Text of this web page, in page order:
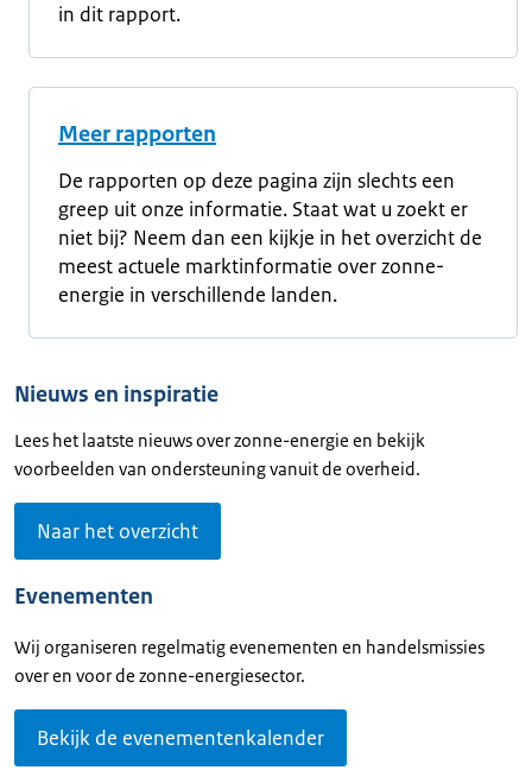
in dit rapport.
Meer rapporten
De rapporten op deze pagina zijn slechts een
greep uit onze informatie. Staat wat u zoekt er
niet bij? Neem dan een kijkje in het overzicht de
meest actuele marktinformatie over zonne-
energie in verschillende landen.
Nieuws en inspiratie
Lees het laatste nieuws over zonne-energie en bekijk
voorbeelden van ondersteuning vanuit de overheid.
Naar het overzicht
Evenementen
Wij organiseren regelmatig evenementen en handelsmissies
over en voor de zonne-energiesector.
Bekijk de evenementenkalender